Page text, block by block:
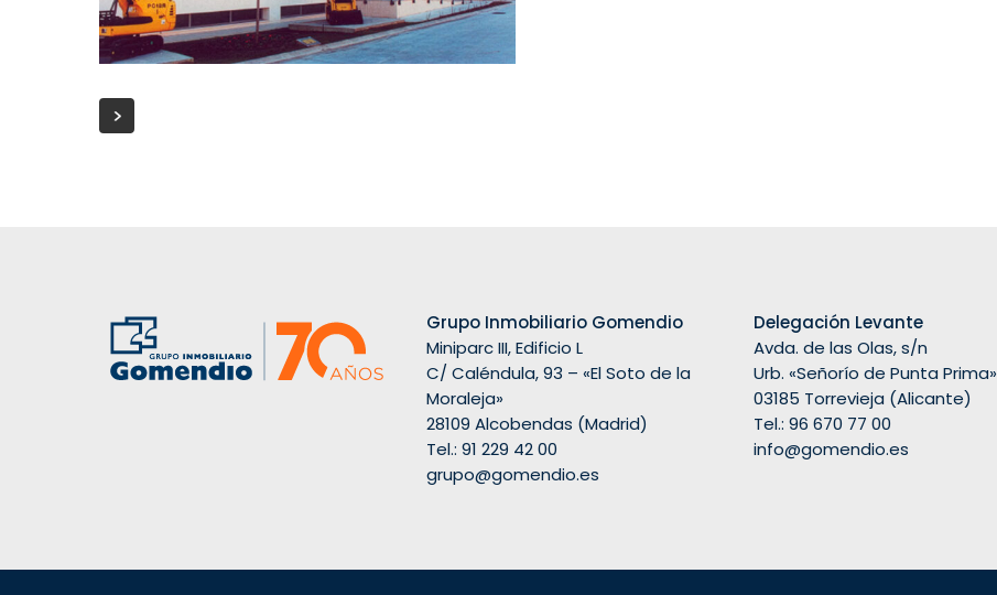
Grupo Inmobiliario Gomendio
Miniparc III, Edificio L
C/ Caléndula, 93 – «El Soto de la
Moraleja»
28109 Alcobendas (Madrid)
Tel.: 91 229 42 00
grupo@gomendio.es
Delegación Levante
Avda. de las Olas, s/n
Urb. «Señorío de Punta Prima»
03185 Torrevieja (Alicante)
Tel.: 96 670 77 00
info@gomendio.es